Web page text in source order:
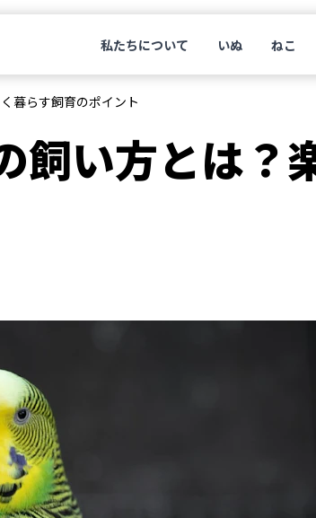
私たちについて いぬ ねこ
暮らす飼育のポイント
飼い方とは？